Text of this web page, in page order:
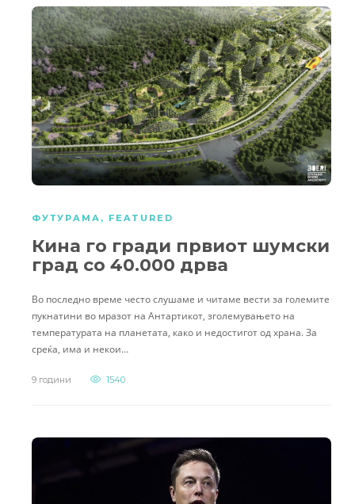
ФУТУРАМА , FEATURED
Кина го гради првиот шумски
град со 40.000 дрва
Во последно време често слушаме и читаме вести за големите
пукнатини во мразот на Антартикот, зголемувањето на
температурата на планетата, како и недостигот од храна. За
среќа, има и некои…
9 години 1540